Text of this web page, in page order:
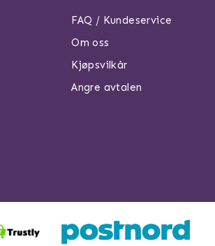
FAQ / Kundeservice
Om oss
Kjøpsvilkår
Angre avtalen